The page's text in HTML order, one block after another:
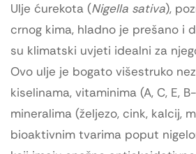
Ulje ćurekota (Nigella sativa),
crnog kima, hladno je prešano i
su klimatski uvjeti idealni za
Ovo ulje je bogato višestruko
kiselinama, vitaminima (A, C, E,
mineralima (željezo, cink, kalcij,
bioaktivnim tvarima poput